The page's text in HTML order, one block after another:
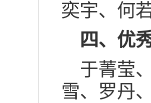
奕宇、何
四、优
于菁莹
雪、罗丹